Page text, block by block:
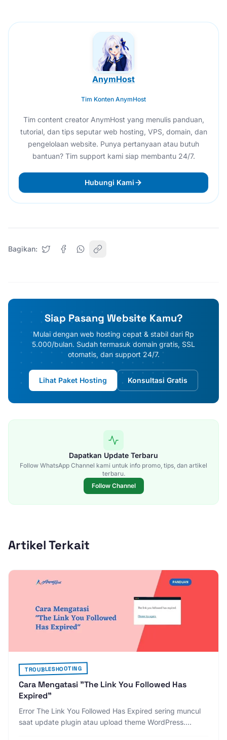
AnymHost
Tim Konten AnymHost
Tim content creator AnymHost yang menulis panduan,
tutorial, dan tips seputar web hosting, VPS, domain, dan
pengelolaan website. Punya pertanyaan atau butuh
bantuan? Tim support kami siap membantu 24/7.
Hubungi Kami
Bagikan:
Siap Pasang Website Kamu?
Mulai dengan web hosting cepat & stabil dari Rp
5.000/bulan. Sudah termasuk domain gratis, SSL
otomatis, dan support 24/7.
Lihat Paket Hosting Konsultasi Gratis
Dapatkan Update Terbaru
Follow WhatsApp Channel kami untuk info promo, tips, dan artikel
terbaru.
Follow Channel
Artikel Terkait
TROUBLESHOOTING
Cara Mengatasi "The Link You Followed Has
Expired"
Error The Link You Followed Has Expired sering muncul
saat update plugin atau upload theme WordPress.